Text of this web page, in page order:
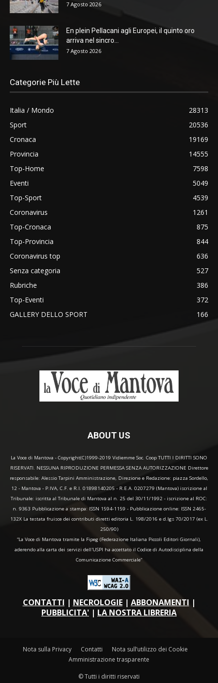
7 Agosto 2026
En plein Pellacani agli Europei, il quinto oro
arriva nel sincro...
7 Agosto 2026
Categorie Più Lette
Italia / Mondo
28313
Sport
20536
Cronaca
19169
Provincia
14555
Top-Home
7598
Eventi
5049
Top-Sport
4539
Coronavirus
1261
Top-Cronaca
875
Top-Provincia
844
Coronavirus top
636
Senza categoria
527
Rubriche
386
Top-Eventi
372
GALLERY DELLO SPORT
166
ABOUT US
La Voce di Mantova - Copyright(C)1999-2019 Vidiemme Soc. Coop TUTTI I DIRITTI SONO
RISERVATI. NESSUNA RIPRODUZIONE PERMESSA SENZA AUTORIZZAZIONE Direttore
responsabile: Alessio Tarpini Amministrazione, Direzione e Redazione: piazza Sordello,
12 - Mantova - P.IVA, C.F. e R.I. 01898140205 - R.E.A. 0207279 (Mantova) iscrizione al
Tribunale: iscritta al Tribunale di Mantova al n. 25 del 30/11/1992 - iscrizione al ROC:
n. 9363 Pubblicazione a stampa: ISSN 1594-1159 - Pubblicazione online: ISSN 2465-
132X La testata fruisce dei contributi diretti editoria L. 198/2016 e d.lgs 70/2017 (ex L.
250/90)
“La Voce di Mantova tramite la Fipeg (Federazione Italiana Piccoli Editori Giornali),
aderendo alla carta dei servizi dell'USPI ha accettato il Codice di Autodisciplina della
Comunicazione Commerciale"
CONTATTI | NECROLOGIE| ABBONAMENTI |
PUBBLICITA' | LA NOSTRA LIBRERIA
Nota sulla Privacy Contatti
Nota sull’utilizzo dei Cookie
Amministrazione trasparente
© Tutti i diritti riservati